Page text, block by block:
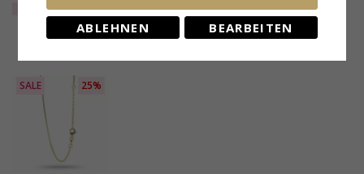
vergoldetem
Sterlingsilber - Loom
EXTRA32,-
Sterlingsilber und
Anhänger aus
Sterlingsilber
CHANTI Preis 77,-
vergoldetem
Sterlingsilber - Loom
Stones
CHANTI Preis
SALE 25%
ABLEHNEN BEARBEITEN